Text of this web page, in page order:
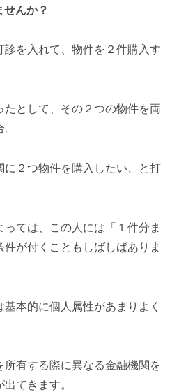
せんか？
を入れて、物件を２件購入す
として、その２つの物件を両
２つ物件を購入したい、と打
ては、この人には「１件分ま
が付くこともしばしばありま
本的に個人属性があまりよく
有する際に異なる金融機関を
てきます。